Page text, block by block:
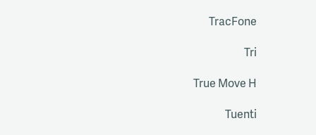
TracFone
Tri
True Move H
Tuenti